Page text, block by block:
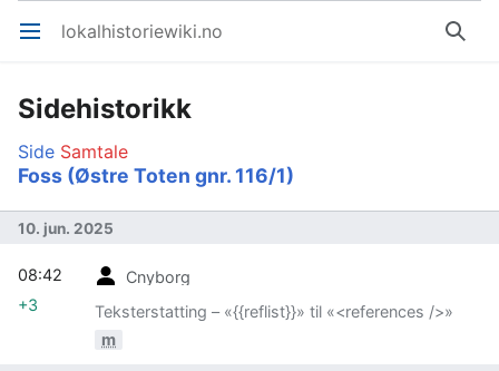
Åpne hovedmenyen lokalhistoriewiki.no Søk
Sidehistorikk
Side Samtale
Foss (Østre Toten gnr. 116/1)
10. jun. 2025
Cnyborg
Teksterstatting – «{{reflist}}» til «<references />»
m
08:42
+3